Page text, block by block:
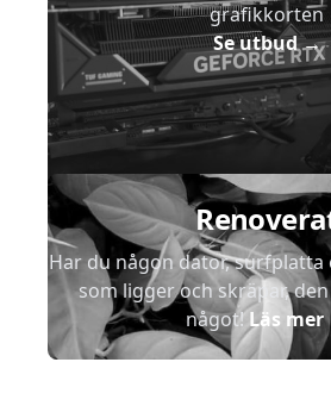
grafikkorten
Se utbud→
Har du någon dator,
som ligger och skräpar,
något!Läs mer